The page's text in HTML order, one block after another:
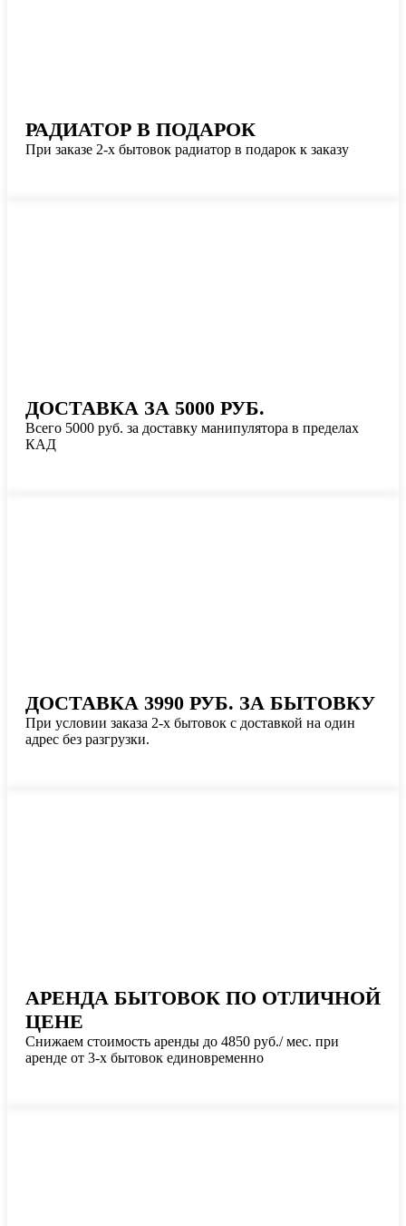
РАДИАТОР В ПОДАРОК
При заказе 2-х бытовок радиатор в подарок к заказу
ДОСТАВКА ЗА 5000 РУБ.
Всего 5000 руб. за доставку манипулятора в пределах
КАД
ДОСТАВКА 3990 РУБ. ЗА БЫТОВКУ
При условии заказа 2-х бытовок с доставкой на один
адрес без разгрузки.
АРЕНДА БЫТОВОК ПО ОТЛИЧНОЙ
ЦЕНЕ
Снижаем стоимость аренды до 4850 руб./ мес. при
аренде от 3-х бытовок единовременно